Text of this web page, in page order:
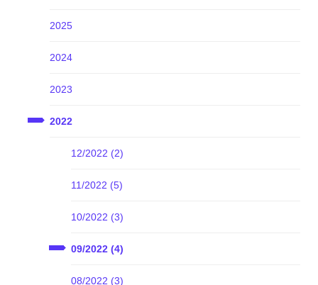
2025
2024
2023
2022
12/2022 (2)
11/2022 (5)
10/2022 (3)
09/2022 (4)
08/2022 (3)